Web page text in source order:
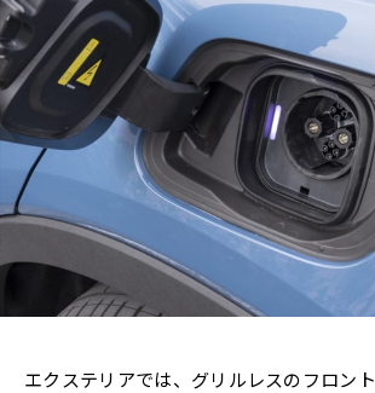
エクステリアでは、グリルレスのフロン